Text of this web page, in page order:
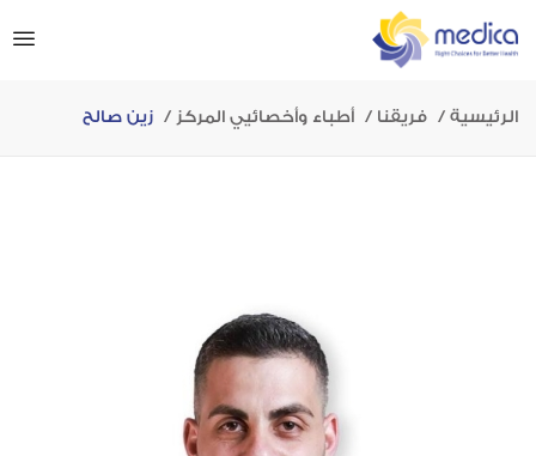
الرئيسية فريقنا أطباء وأخصائيي المركز زين صالح